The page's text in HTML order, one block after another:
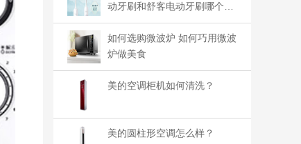
动牙刷和舒客电动牙刷哪个好
用
如何选购微波炉 如何巧用微波
炉做美食
美的空调柜机如何清洗？
美的圆柱形空调怎么样？